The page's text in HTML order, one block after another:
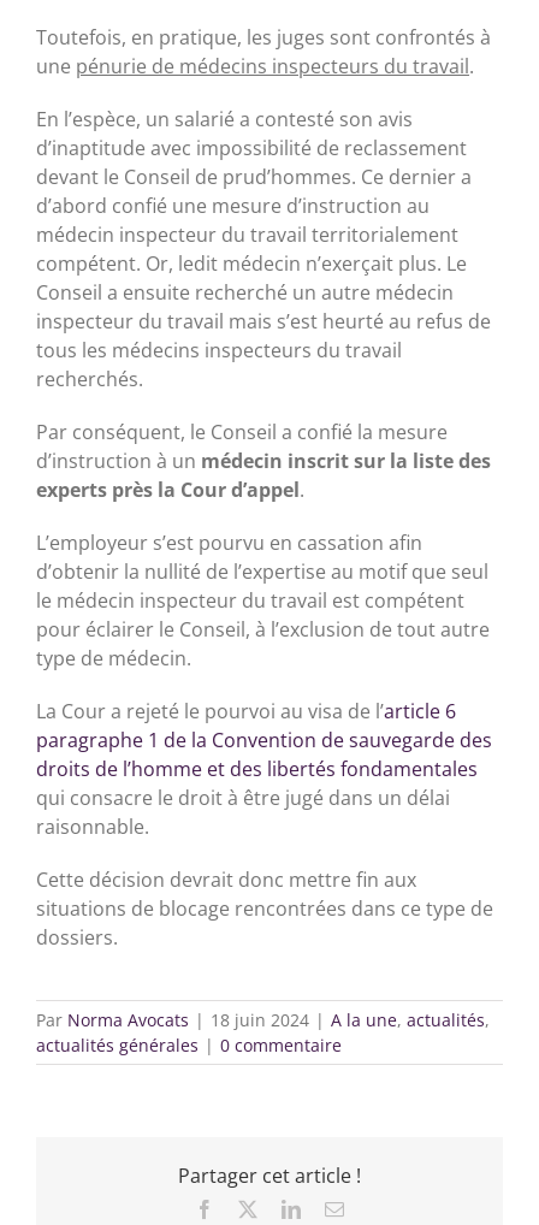
Toutefois, en pratique, les juges sont confrontés à
une pénurie de médecins inspecteurs du travail.
En l’espèce, un salarié a contesté son avis
d’inaptitude avec impossibilité de reclassement
devant le Conseil de prud’hommes. Ce dernier a
d’abord confié une mesure d’instruction au
médecin inspecteur du travail territorialement
compétent. Or, ledit médecin n’exerçait plus. Le
Conseil a ensuite recherché un autre médecin
inspecteur du travail mais s’est heurté au refus de
tous les médecins inspecteurs du travail
recherchés.
Par conséquent, le Conseil a confié la mesure
d’instruction à un médecin inscrit sur la liste des
experts près la Cour d’appel.
L’employeur s’est pourvu en cassation afin
d’obtenir la nullité de l’expertise au motif que seul
le médecin inspecteur du travail est compétent
pour éclairer le Conseil, à l’exclusion de tout autre
type de médecin.
La Cour a rejeté le pourvoi au visa de l’article 6
paragraphe 1 de la Convention de sauvegarde des
droits de l’homme et des libertés fondamentales
qui consacre le droit à être jugé dans un délai
raisonnable.
Cette décision devrait donc mettre fin aux
situations de blocage rencontrées dans ce type de
dossiers.
Par Norma Avocats | 18 juin 2024 | A la une, actualités,
actualités générales | 0 commentaire
Partager cet article !
Facebook LinkedInEmail